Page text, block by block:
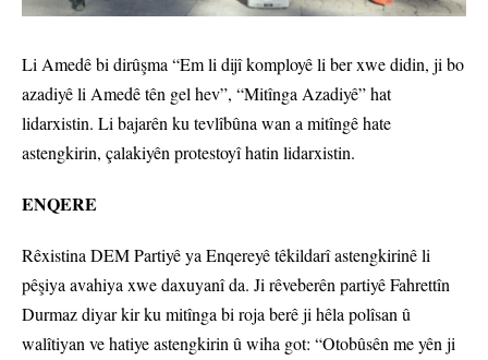
Li Amedê bi dirûşma “Em li dijî komployê li ber xwe didin, ji bo
azadiyê li Amedê tên gel hev”, “Mitînga Azadiyê” hat
lidarxistin. Li bajarên ku tevlîbûna wan a mitîngê hate
astengkirin, çalakiyên protestoyî hatin lidarxistin.
ENQERE
Rêxistina DEM Partiyê ya Enqereyê têkildarî astengkirinê li
pêşiya avahiya xwe daxuyanî da. Ji rêveberên partiyê Fahrettîn
Durmaz diyar kir ku mitînga bi roja berê ji hêla polîsan û
walîtiyan ve hatiye astengkirin û wiha got: “Otobûsên me yên ji